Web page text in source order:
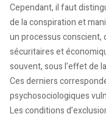
Cependant, il faut
de la conspiration et
un processus conscient,
sécuritaires et
souvent, sous l’effet de
Ces derniers
psychosociologiques
Les conditions